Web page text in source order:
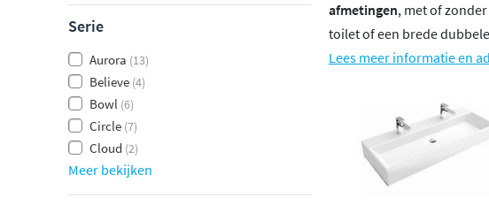
Serie
Aurora (13)
Believe (4)
Bowl (6)
Circle (7)
Cloud (2)
Meer bekijken
afmetingen, met of
toilet of een brede
Lees meer informatie en